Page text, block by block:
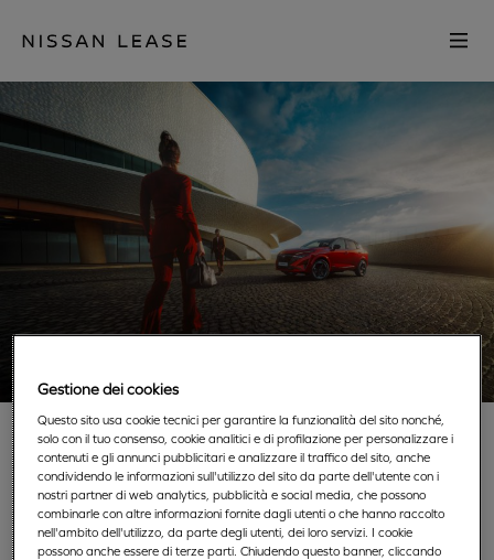
Go to home
Close
NISSAN LEASE
L’esperienza di noleggio a lungo termine ideale per te
Gestione dei cookies
Questo sito usa cookie tecnici per garantire la funzionalità del sito nonché,
solo con il tuo consenso, cookie analitici e di profilazione per personalizzare i
contenuti e gli annunci pubblicitari e analizzare il traffico del sito, anche
condividendo le informazioni sull'utilizzo del sito da parte dell'utente con i
nostri partner di web analytics, pubblicità e social media, che possono
combinarle con altre informazioni fornite dagli utenti o che hanno raccolto
nell'ambito dell'utilizzo, da parte degli utenti, dei loro servizi. I cookie
possono anche essere di terze parti. Chiudendo questo banner, cliccando